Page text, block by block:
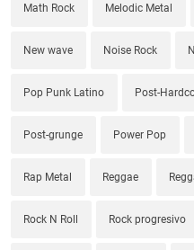
Math Rock Melodic Metal
New wave Noise Rock
Pop Punk Latino Post-
Post-grunge Power Pop
Rap Metal Reggae
Rock N Roll Rock progresivo